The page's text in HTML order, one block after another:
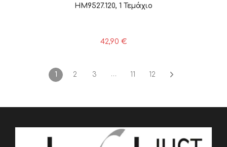
HM9527.120, 1 Τεμάχιο
42,90 €
1 2 3 … 11 12